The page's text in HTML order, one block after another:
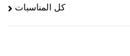
كل المناسبات